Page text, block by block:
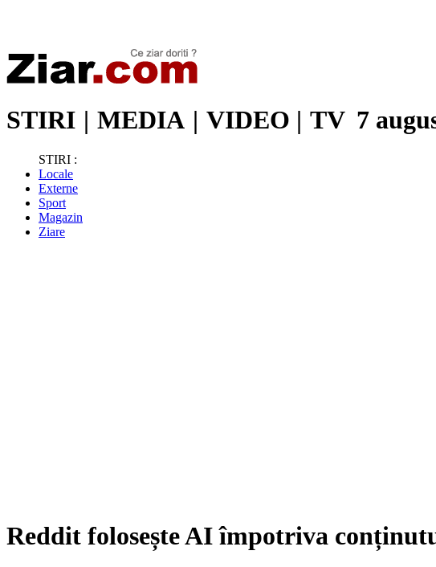
STIRI | MEDIA | VIDEO | TV 7
STIRI :
Locale
Externe
Sport
Magazin
Ziare
Reddit folosește AI împotriva